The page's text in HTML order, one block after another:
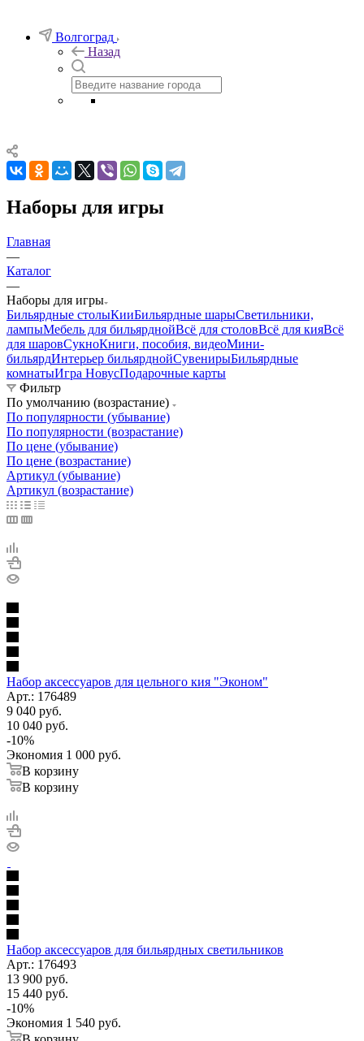
Волгоград
Назад
Наборы для игры
Главная
—
Каталог
—
Наборы для игры
Бильярдные столыКииБильярдные шарыСветильники,
лампыМебель для бильярднойВсё для столовВсё для кияВсё
для шаровСукноКниги, пособия, видеоМини-
бильярдИнтерьер бильярднойСувенирыБильярдные
комнатыИгра НовусПодарочные карты
Фильтр
По умолчанию (возрастание)
По популярности (убывание)
По популярности (возрастание)
По цене (убывание)
По цене (возрастание)
Артикул (убывание)
Артикул (возрастание)
Набор аксессуаров для цельного кия "Эконом"
Арт.: 176489
9 040 руб.
10 040 руб.
-10%
Экономия 1 000 руб.
В корзину
В корзину
Набор аксессуаров для бильярдных светильников
Арт.: 176493
13 900 руб.
15 440 руб.
-10%
Экономия 1 540 руб.